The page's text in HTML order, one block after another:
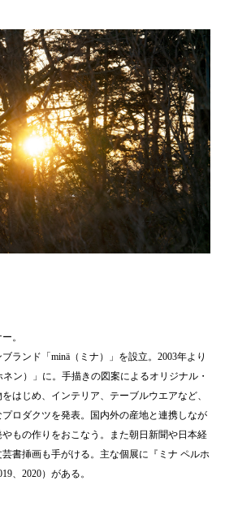
。
ランド「minä（ミナ）」を設立。2003年より
ネン）」に。手描きの図案によるオリジナル・
はじめ、インテリア、テーブルウエアなど、
ロダクツを発表。国内外の産地と連携しなが
もの作りをおこなう。また朝日新聞や日本経
書挿画も手がける。主な個展に『ミナ ペルホ
、2020）がある。